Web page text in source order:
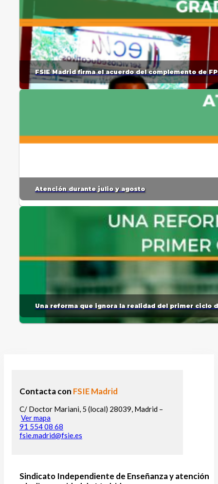
FSIE Madrid firma el acuerdo del complemento de
Atención durante julio y agosto
Una reforma que ignora la realidad del primer ciclo
Contacta con FSIE Madrid
C/ Doctor Mariani, 5 (local) 28039, Madrid –
Ver mapa
91 554 08 68
fsie.madrid@fsie.es
Sindicato Independiente de Enseñanza y atención